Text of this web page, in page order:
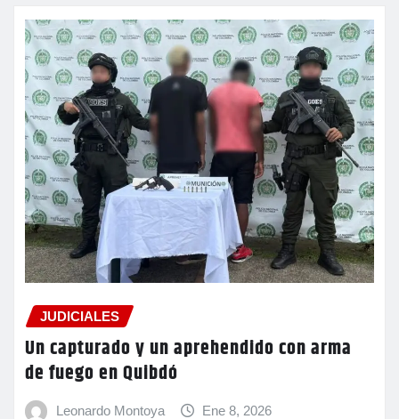
JUDICIALES
Un capturado y un aprehendido con arma
de fuego en Quibdó
Leonardo Montoya Ene 8, 2026